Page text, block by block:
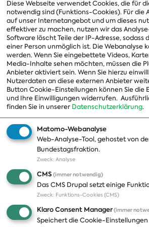
Vorstand
Themen
Positionen
Publikationen
Presse
Fotos
Diese Webseite verwendet Cookies, die für
notwendig sind (Funktions-Cookies). Für die
auf unser Internetangebot und um dieses
effektiver zu machen, nutzen wir das
Software löscht Teile der IP-Adresse, sodass
einer Person unmöglich ist. Die Webanalyse
werden. Wenn Sie eingebettete Videos,
Media-Inhalte sehen möchten, müssen die
Anbieter aktiviert sein. Wenn Sie hierzu
Nutzerdaten an diese externen Anbieter
Button Cookie-Einstellungen können Sie die
und Ihre Einwilligungen widerrufen.
finden Sie in unserer Datenschutzerklärung.
Matomo-Webanalyse
Web-Analyse-Tool, gehostet von
Bundestagsfraktion.
Zweck: Analyse
CMS (immer notwendig)
Das CMS Drupal setzt einige
Zweck: Funktions-Cookies (CMS)
Klaro Consent Manager(immer
Speichert die Cookie-